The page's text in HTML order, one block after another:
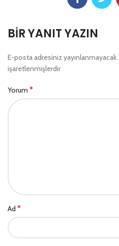
BIR YANIT YAZIN
E-posta adresiniz yayınlanmayacak.
işaretlenmişlerdir
Yorum *
Ad *